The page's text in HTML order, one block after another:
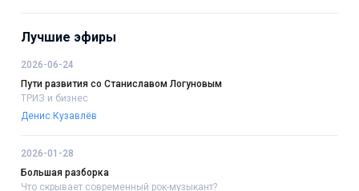
Лучшие эфиры
2026-06-24
Пути развития со Станиславом Логуновым
ТРИЗ и бизнес
Денис Кузавлёв
2026-01-28
Большая разборка
Что скрывает современный рок-музыкант?